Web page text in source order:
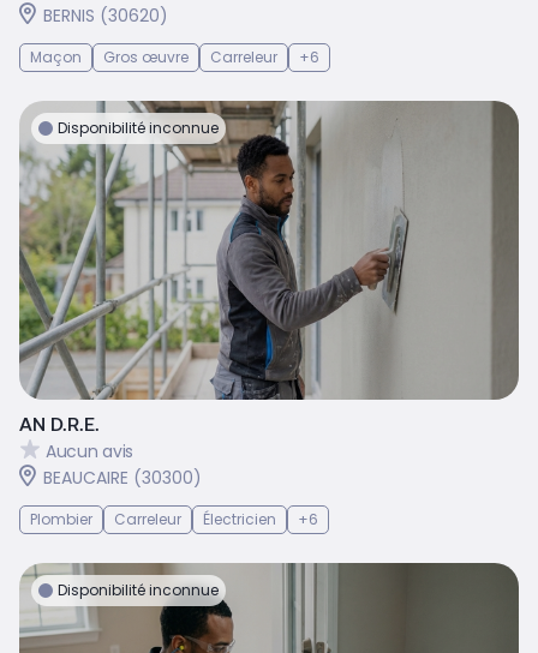
BERNIS (30620)
Maçon Gros œuvre Carreleur +6
Disponibilité inconnue
AN D.R.E.
Aucun avis
BEAUCAIRE (30300)
Plombier Carreleur Électricien +6
Disponibilité inconnue